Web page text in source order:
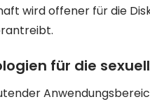
wird offener für die
für die